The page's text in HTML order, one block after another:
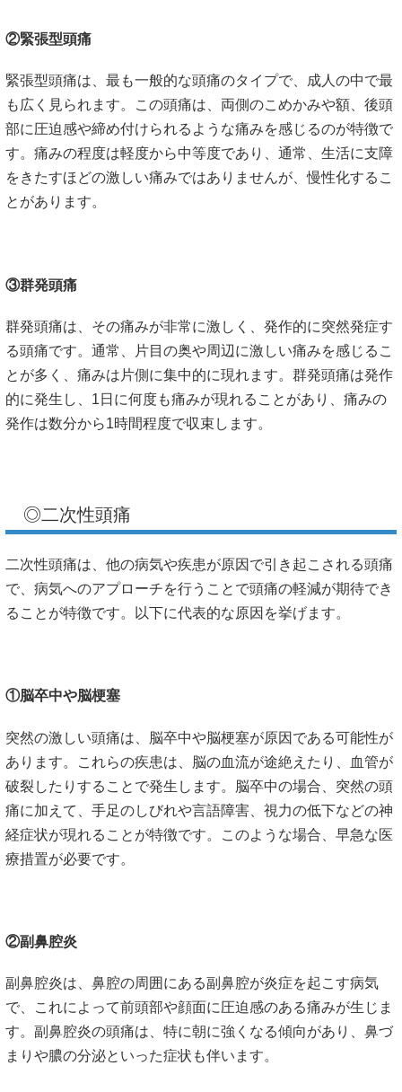
②緊張型頭痛
緊張型頭痛は、最も一般的な頭痛のタイプで、成人の中で最
も広く見られます。この頭痛は、両側のこめかみや額、後頭
部に圧迫感や締め付けられるような痛みを感じるのが特徴で
す。痛みの程度は軽度から中等度であり、通常、生活に支障
をきたすほどの激しい痛みではありませんが、慢性化するこ
とがあります。
③群発頭痛
群発頭痛は、その痛みが非常に激しく、発作的に突然発症す
る頭痛です。通常、片目の奥や周辺に激しい痛みを感じるこ
とが多く、痛みは片側に集中的に現れます。群発頭痛は発作
的に発生し、1日に何度も痛みが現れることがあり、痛みの
発作は数分から1時間程度で収束します。
◎二次性頭痛
二次性頭痛は、他の病気や疾患が原因で引き起こされる頭痛
で、病気へのアプローチを行うことで頭痛の軽減が期待でき
ることが特徴です。以下に代表的な原因を挙げます。
①脳卒中や脳梗塞
突然の激しい頭痛は、脳卒中や脳梗塞が原因である可能性が
あります。これらの疾患は、脳の血流が途絶えたり、血管が
破裂したりすることで発生します。脳卒中の場合、突然の頭
痛に加えて、手足のしびれや言語障害、視力の低下などの神
経症状が現れることが特徴です。このような場合、早急な医
療措置が必要です。
②副鼻腔炎
副鼻腔炎は、鼻腔の周囲にある副鼻腔が炎症を起こす病気
で、これによって前頭部や顔面に圧迫感のある痛みが生じま
す。副鼻腔炎の頭痛は、特に朝に強くなる傾向があり、鼻づ
まりや膿の分泌といった症状も伴います。